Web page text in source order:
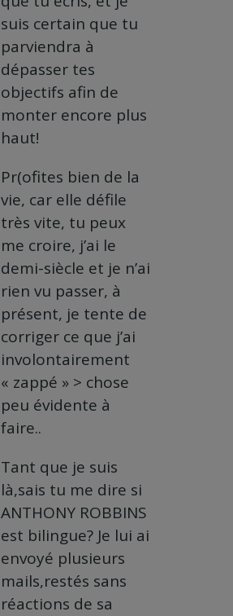
suis certain que tu
parviendra à
dépasser tes
objectifs afin de
monter encore plus
haut!
Pr(ofites bien de la
vie, car elle défile
très vite, tu peux
me croire, j’ai le
demi-siècle et je n’ai
rien vu passer, à
présent, je tente de
corriger ce que j’ai
involontairement
« zappé » > chose
peu évidente à
faire..
Tant que je suis
là,sais tu me dire si
ANTHONY ROBBINS
est bilingue? Je lui ai
envoyé plusieurs
mails,restés sans
réactions de sa